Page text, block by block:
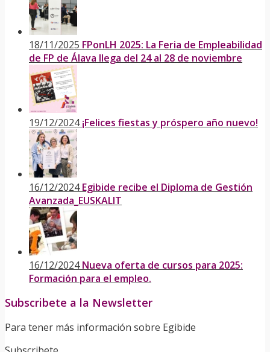
18/11/2025 FPonLH 2025: La Feria de Empleabilidad
de FP de Álava llega del 24 al 28 de noviembre
19/12/2024 ¡Felices fiestas y próspero año nuevo!
16/12/2024 Egibide recibe el Diploma de Gestión
Avanzada_EUSKALIT
16/12/2024 Nueva oferta de cursos para 2025:
Formación para el empleo.
Subscribete a la Newsletter
Para tener más información sobre Egibide